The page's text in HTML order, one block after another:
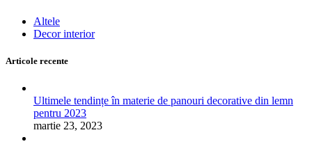
Altele
Decor interior
Articole recente
Ultimele tendințe în materie de panouri decorative din lemn
pentru 2023
martie 23, 2023